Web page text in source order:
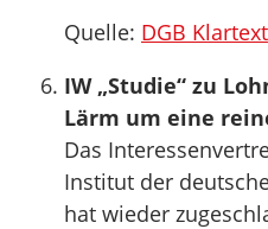
Quelle: DGB Klartext
IW „Studie“ zu
Lärm um eine
Das
Institut der
hat wieder